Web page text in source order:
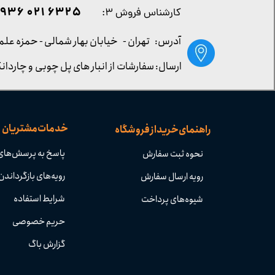
راهنمای خرید از فروشگاه
نحوه ثبت سفارش
رویه ارسال سفارش
شیوه‌های پرداخت
خدمات مشتریان
پاسخ به
رویه‌های
شرایط استفاده
حریم خصوصی
گزارش باگ
کارشناس فروش ۳: ۶۳۲۵ ۰۲۱ ۰۹۳۶
آدرس: تهران - خیابان بهار شمالی - حمزه
ارسال: سفارشات از انبار های پل چوبی و